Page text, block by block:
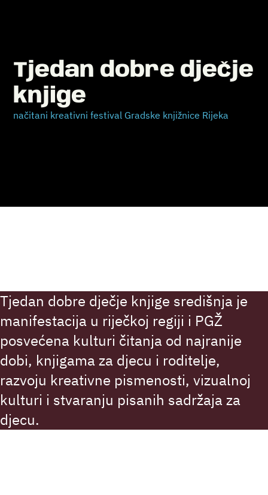
Tjedan dobre dječje
knjige
načitani kreativni festival Gradske knjižnice Rijeka
Tjedan dobre dječje knjige središnja je
manifestacija u riječkoj regiji i PGŽ
posvećena kulturi čitanja od najranije
dobi, knjigama za djecu i roditelje,
razvoju kreativne pismenosti, vizualnoj
kulturi i stvaranju pisanih sadržaja za
djecu.